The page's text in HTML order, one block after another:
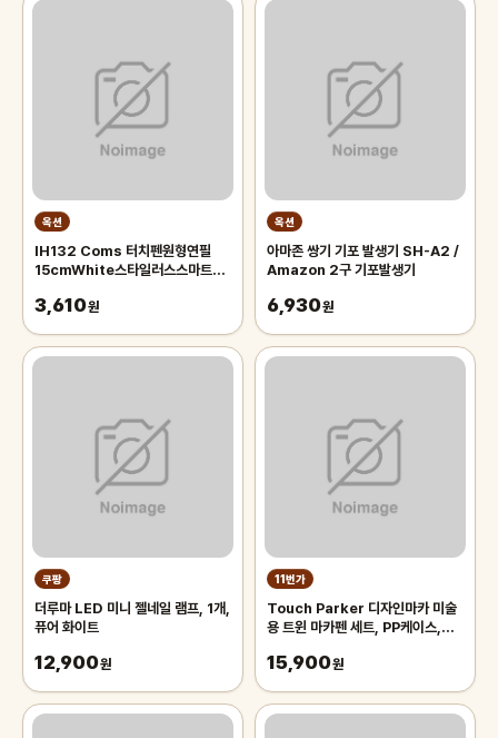
옥션
IH132 Coms 터치펜원형연필
15cmWhite스타일러스스마트폰
3,610원
옥션
아마존 쌍기 기포 발생기 SH-A2 /
Amazon 2구 기포발생기
6,930원
쿠팡
더루마 LED 미니 젤네일 램프, 1개,
퓨어 화이트
12,900원
11번가
Touch Parker 디자인마카 미술
용 트윈 마카펜 세트, PP케이스,
15,900원